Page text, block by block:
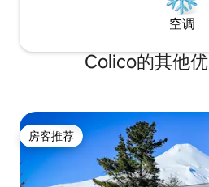
空调
Colico的其他
房客推荐
房客推荐